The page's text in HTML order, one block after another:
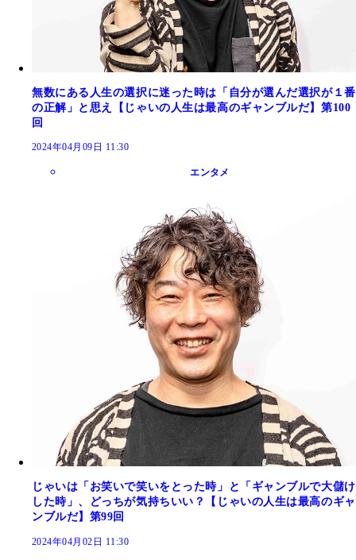
無数にある人生の選択に迷った時は「自分が選んだ選択が１番
の正解」と思え【じゃいの人生は最高のギャンブルだ】第100
回
2024年04月09日 11:30
エンタメ
じゃいは「お笑いで笑いをとった時」と「ギャンブルで大儲け
した時」、どっちが気持ちいい？【じゃいの人生は最高のギャ
ンブルだ】第99回
2024年04月02日 11:30